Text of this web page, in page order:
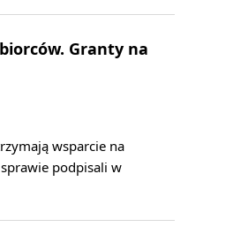
Granty na
wsparcie na
podpisali w